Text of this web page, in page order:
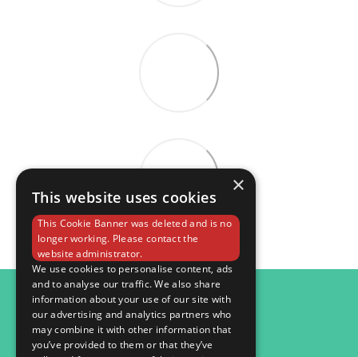
098 984 15 82
Контактна інформація
Повна версія сайту
×
This website uses cookies
This Cookie Banner was deleted and is no
longer working. Please contact the
website administrator.
We use cookies to personalise content, ads
and to analyse our traffic. We also share
information about your use of our site with
our advertising and analytics partners who
may combine it with other information that
you’ve provided to them or that they’ve